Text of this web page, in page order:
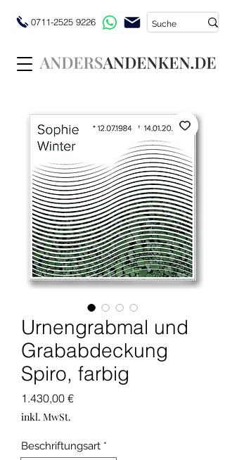
0711-2525 9226
Urnengrabmal und
Grababdeckung
Spiro, farbig
1.430,00 €Preis
inkl. MwSt.
Beschriftungsart *